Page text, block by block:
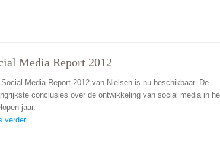
Media Report 2012
Media Report 2012 van Nielsen is nu beschikbaar. De
conclusies over de ontwikkeling van social media in
jaar.
verder